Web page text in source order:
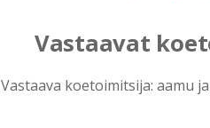
Vastaavat
Vastaava koetoimitsija: aamu